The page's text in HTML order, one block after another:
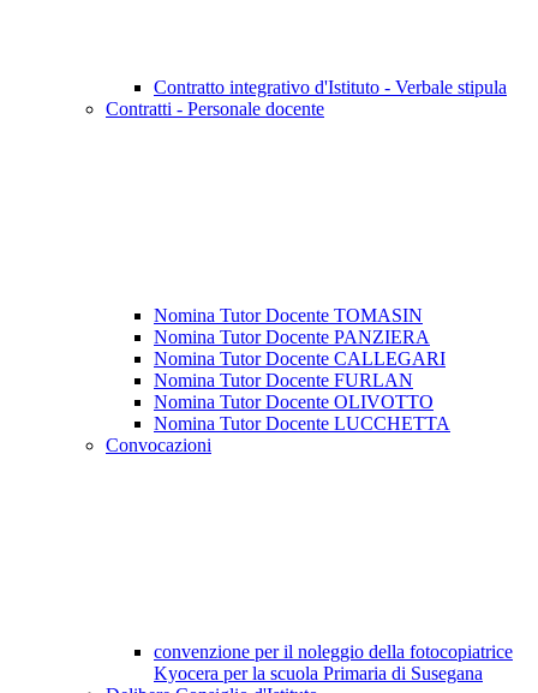
Contratto integrativo d'Istituto - Verbale stipula
Contratti - Personale docente
Nomina Tutor Docente TOMASIN
Nomina Tutor Docente PANZIERA
Nomina Tutor Docente CALLEGARI
Nomina Tutor Docente FURLAN
Nomina Tutor Docente OLIVOTTO
Nomina Tutor Docente LUCCHETTA
Convocazioni
convenzione per il noleggio della fotocopiatrice
Kyocera per la scuola Primaria di Susegana